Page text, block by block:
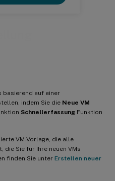
basierend auf einer
indem Sie die Neue VM
Schnellerfassung Funktion
VM-Vorlage, die alle
Sie für Ihre neuen VMs
finden Sie unter Erstellen neuer